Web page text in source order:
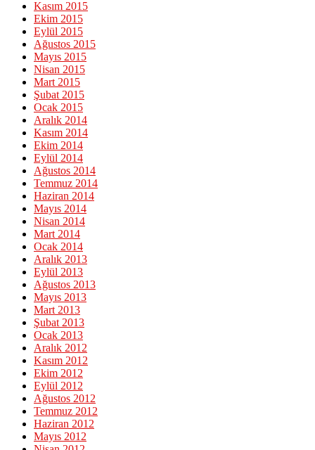
Kasım 2015
Ekim 2015
Eylül 2015
Ağustos 2015
Mayıs 2015
Nisan 2015
Mart 2015
Şubat 2015
Ocak 2015
Aralık 2014
Kasım 2014
Ekim 2014
Eylül 2014
Ağustos 2014
Temmuz 2014
Haziran 2014
Mayıs 2014
Nisan 2014
Mart 2014
Ocak 2014
Aralık 2013
Eylül 2013
Ağustos 2013
Mayıs 2013
Mart 2013
Şubat 2013
Ocak 2013
Aralık 2012
Kasım 2012
Ekim 2012
Eylül 2012
Ağustos 2012
Temmuz 2012
Haziran 2012
Mayıs 2012